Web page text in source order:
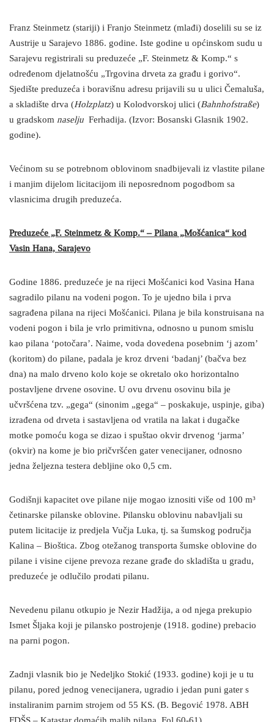
Franz Steinmetz (stariji) i Franjo Steinmetz (mlađi) doselili su se iz
Austrije u Sarajevo 1886. godine. Iste godine u općinskom sudu u
Sarajevu registrirali su preduzeće „F. Steinmetz & Komp.“ s
određenom djelatnošću „Trgovina drveta za građu i gorivo“.
Sjedište preduzeća i boravišnu adresu prijavili su u ulici Čemaluša,
a skladište drva (Holzplatz) u Kolodvorskoj ulici (Bahnhofstraße)
u gradskom naselju Ferhadija. (Izvor: Bosanski Glasnik 1902.
godine).
Većinom su se potrebnom oblovinom snadbijevali iz vlastite pilane
i manjim dijelom licitacijom ili neposrednom pogodbom sa
vlasnicima drugih preduzeća.
Preduzeće „F. Steinmetz & Komp.“ – Pilana „Mošćanica“ kod
Vasin Hana, Sarajevo
Godine 1886. preduzeće je na rijeci Mošćanici kod Vasina Hana
sagradilo pilanu na vodeni pogon. To je ujedno bila i prva
sagrađena pilana na rijeci Mošćanici. Pilana je bila konstruisana na
vodeni pogon i bila je vrlo primitivna, odnosno u punom smislu
kao pilana ‘potočara’. Naime, voda dovedena posebnim ‘j azom’
(koritom) do pilane, padala je kroz drveni ‘badanj’ (bačva bez
dna) na malo drveno kolo koje se okretalo oko horizontalno
postavljene drvene osovine. U ovu drvenu osovinu bila je
učvršćena tzv. „gega“ (sinonim „gega“ – poskakuje, uspinje, giba)
izrađena od drveta i sastavljena od vratila na lakat i dugačke
motke pomoću koga se dizao i spuštao okvir drvenog ‘jarma’
(okvir) na kome je bio pričvršćen gater venecijaner, odnosno
jedna željezna testera debljine oko 0,5 cm.
Godišnji kapacitet ove pilane nije mogao iznositi više od 100 m³
četinarske pilanske oblovine. Pilansku oblovinu nabavljali su
putem licitacije iz predjela Vučja Luka, tj. sa šumskog područja
Kalina – Bioštica. Zbog otežanog transporta šumske oblovine do
pilane i visine cijene prevoza rezane građe do skladišta u gradu,
preduzeće je odlučilo prodati pilanu.
Nevedenu pilanu otkupio je Nezir Hadžija, a od njega prekupio
Ismet Šljaka koji je pilansko postrojenje (1918. godine) prebacio
na parni pogon.
Zadnji vlasnik bio je Nedeljko Stokić (1933. godine) koji je u tu
pilanu, pored jednog venecijanera, ugradio i jedan puni gater s
instaliranim parnim strojem od 55 KS. (B. Begović 1978. ABH